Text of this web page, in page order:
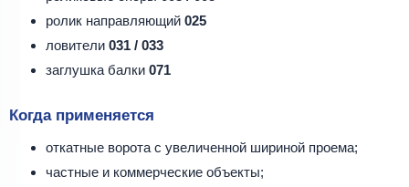
ролик направляющий 025
ловители 031 / 033
заглушка балки 071
Когда применяется
откатные ворота с увеличенной шириной проема;
частные и коммерческие объекты;